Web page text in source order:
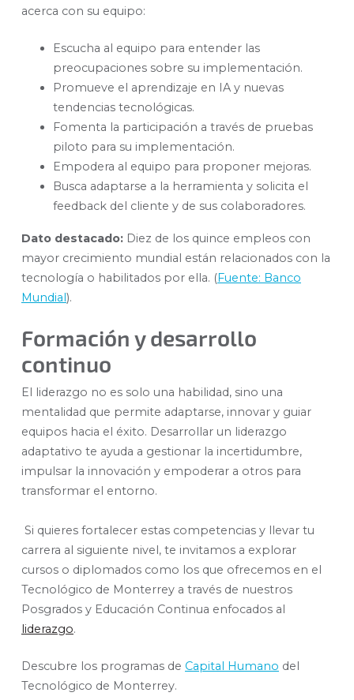
acerca con su equipo:
Escucha al equipo para entender las
preocupaciones sobre su implementación.
Promueve el aprendizaje en IA y nuevas
tendencias tecnológicas.
Fomenta la participación a través de pruebas
piloto para su implementación.
Empodera al equipo para proponer mejoras.
Busca adaptarse a la herramienta y solicita el
feedback del cliente y de sus colaboradores.
Dato destacado: Diez de los quince empleos con
mayor crecimiento mundial están relacionados con la
tecnología o habilitados por ella. (Fuente: Banco
Mundial).
Formación y desarrollo
continuo
El liderazgo no es solo una habilidad, sino una
mentalidad que permite adaptarse, innovar y guiar
equipos hacia el éxito. Desarrollar un liderazgo
adaptativo te ayuda a gestionar la incertidumbre,
impulsar la innovación y empoderar a otros para
transformar el entorno.
Si quieres fortalecer estas competencias y llevar tu
carrera al siguiente nivel, te invitamos a explorar
cursos o diplomados como los que ofrecemos en el
Tecnológico de Monterrey a través de nuestros
Posgrados y Educación Continua enfocados al
liderazgo.
Descubre los programas de Capital Humano del
Tecnológico de Monterrey.